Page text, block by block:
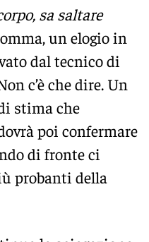
sa saltare
un elogio in
dal tecnico di
c’è che dire. Un
stima che
poi confermare
di fronte ci
probanti della